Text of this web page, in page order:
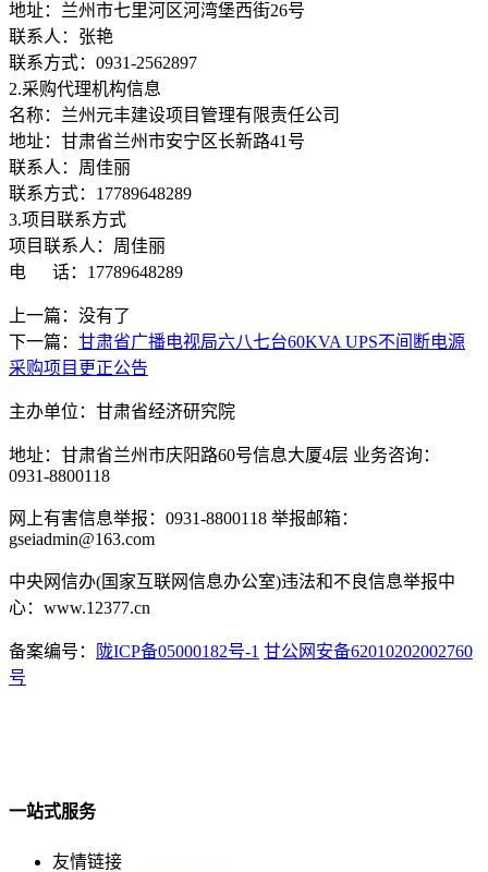
地址：兰州市七里河区河湾堡西街26号
联系人：张艳
联系方式：0931-2562897
2.采购代理机构信息
名称：兰州元丰建设项目管理有限责任公司
地址：甘肃省兰州市安宁区长新路41号
联系人：周佳丽
联系方式：17789648289
3.项目联系方式
项目联系人：周佳丽
电 话：17789648289
上一篇：没有了
下一篇： 甘肃省广播电视局六八七台60KVA UPS不间断电源
采购项目更正公告
主办单位：甘肃省经济研究院
地址：甘肃省兰州市庆阳路60号信息大厦4层 业务咨询：
0931-8800118
网上有害信息举报：0931-8800118 举报邮箱：
gseiadmin@163.com
中央网信办(国家互联网信息办公室)违法和不良信息举报中
心：www.12377.cn
备案编号： 陇ICP备05000182号-1 甘公网安备62010202002760
号
一站式服务
友情链接